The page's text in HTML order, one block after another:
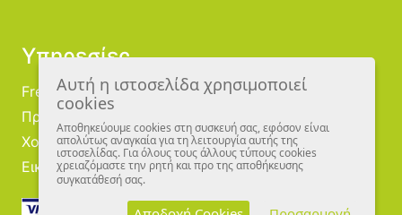
Υπηρεσίες
Free Publishing
Προμηθευτές
Χονδρική
Εικονογράφοι
Αυτή η ιστοσελίδα χρησιμοποιεί
cookies
Αποθηκεύουμε cookies στη συσκευή σας, εφόσον είναι
απολύτως αναγκαία για τη λειτουργία αυτής της
ιστοσελίδας. Για όλους τους άλλους τύπους cookies
χρειαζόμαστε την ρητή και προ της αποθήκευσης
συγκατάθεσή σας.